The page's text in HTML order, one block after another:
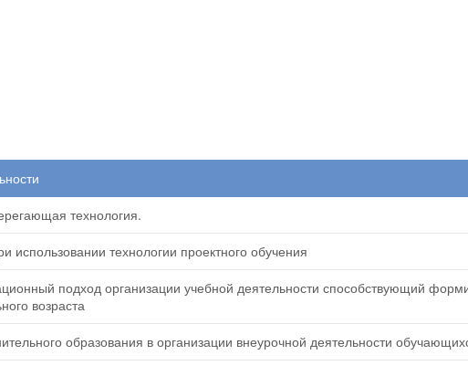
технология.
использовании технологии проектного обучения
подход организации учебной деятельности способствующий
возраста
образования в организации внеурочной деятельности